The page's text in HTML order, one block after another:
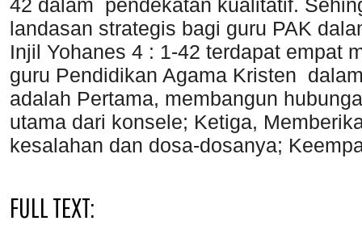
landasan strategis bagi guru PAK
Injil Yohanes 4 : 1-42 terdapat empat
guru Pendidikan Agama Kristen
adalah Pertama, membangun
utama dari konsele; Ketiga,
kesalahan dan dosa-dosanya;
FULL TEXT: